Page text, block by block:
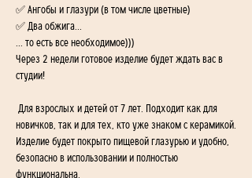
✅ Ангобы и глазури (в том числе цветные)
✅ Два обжига...
... то есть все необходимое)))
Через 2 недели готовое изделие будет ждать вас в
студии!
новичков, так и для тех, кто уже знаком с керамикой.
Изделие будет покрыто пищевой глазурью и удобно,
безопасно в использовании и полностью
функциональна.